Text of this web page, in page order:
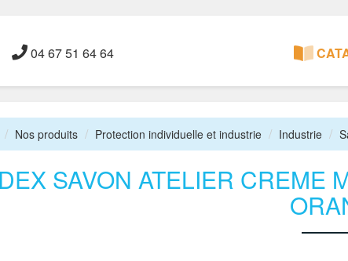
04 67 51 64 64
Nos produits Protection individuelle et industrie Industrie
SAVON ATELIER CREME